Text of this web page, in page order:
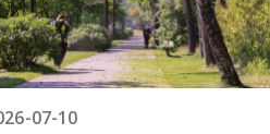
07-10